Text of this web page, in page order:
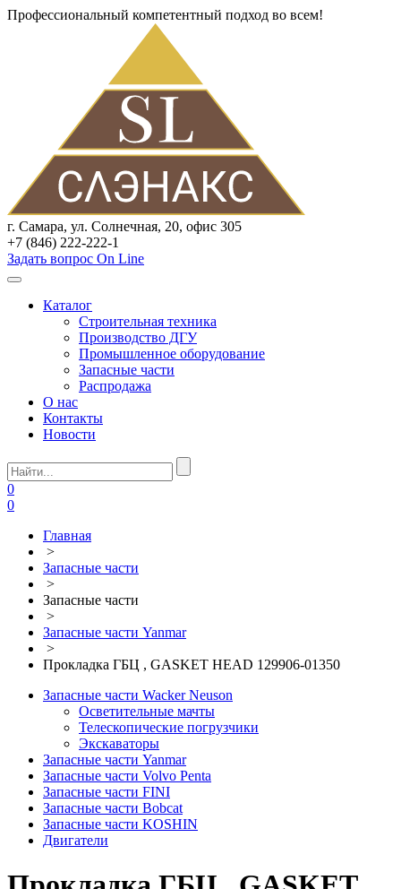
Профессиональный компетентный подход во всем!
г. Самара, ул. Солнечная, 20, офис 305
+7 (846) 222-222-1
Задать вопрос On Line
Каталог
Строительная техника
Производство ДГУ
Промышленное оборудование
Запасные части
Распродажа
О нас
Контакты
Новости
0
0
Главная
>
Запасные части
>
Запасные части
>
Запасные части Yanmar
>
Прокладка ГБЦ , GASKET HEAD 129906-01350
Запасные части Wacker Neuson
Осветительные мачты
Телескопические погрузчики
Экскаваторы
Запасные части Yanmar
Запасные части Volvo Penta
Запасные части FINI
Запасные части Bobcat
Запасные части KOSHIN
Двигатели